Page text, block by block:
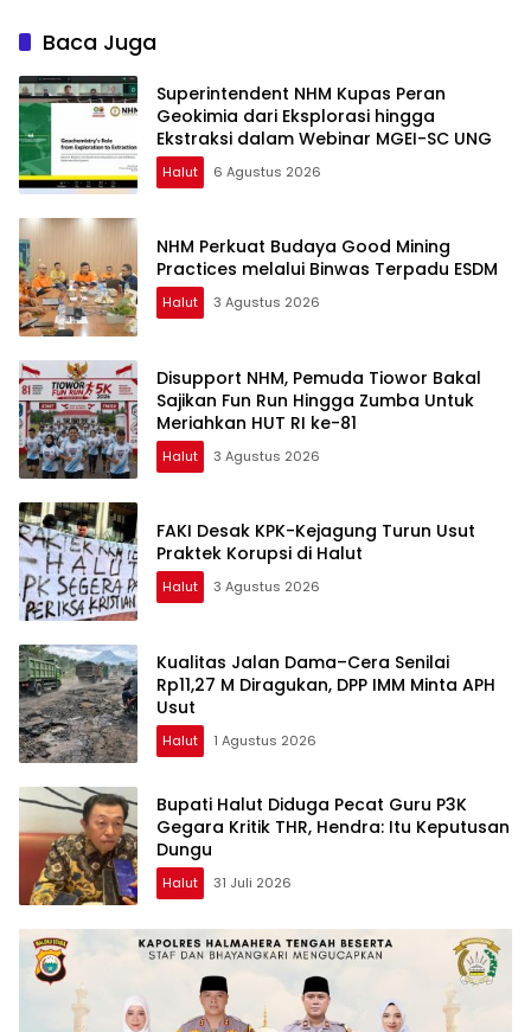
Baca Juga
Superintendent NHM Kupas Peran
Geokimia dari Eksplorasi hingga
Ekstraksi dalam Webinar MGEI-SC UNG
Halut 6 Agustus 2026
NHM Perkuat Budaya Good Mining
Practices melalui Binwas Terpadu ESDM
Halut 3 Agustus 2026
Disupport NHM, Pemuda Tiowor Bakal
Sajikan Fun Run Hingga Zumba Untuk
Meriahkan HUT RI ke-81
Halut 3 Agustus 2026
FAKI Desak KPK-Kejagung Turun Usut
Praktek Korupsi di Halut
Halut 3 Agustus 2026
Kualitas Jalan Dama–Cera Senilai
Rp11,27 M Diragukan, DPP IMM Minta APH
Usut
Halut 1 Agustus 2026
Bupati Halut Diduga Pecat Guru P3K
Gegara Kritik THR, Hendra: Itu Keputusan
Dungu
Halut 31 Juli 2026